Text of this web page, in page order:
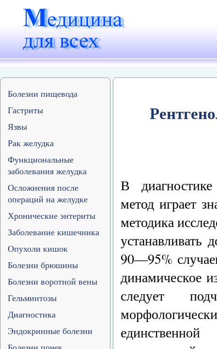
Болезни пищевода
Гастриты
Язвы
Рак желудка
Функциональные
заболевания желудка
Осложнения после
операций на желудке
Хронические энтериты
Заболевание кишечника
Опухоли кишок
Болезни брюшины
Болезни воротной вены
Гельминтозы
Диагностика
Эндокринные болезни
В диагностике
метод играет
методика
устанавливать
90—95%
динамическое
следует